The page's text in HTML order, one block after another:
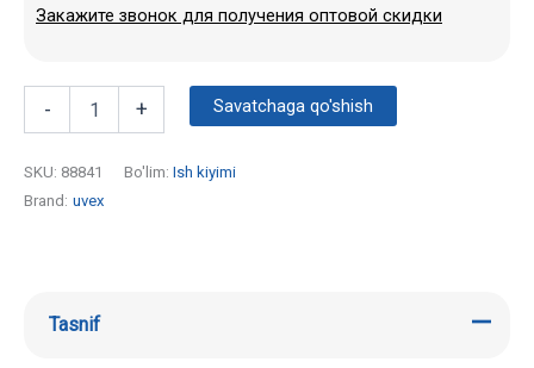
Закажите звонок для получения оптовой скидки
- + Savatchaga qo'shish
SKU: 88841 Bo'lim: Ish kiyimi
Brand: uvex
Tasnif